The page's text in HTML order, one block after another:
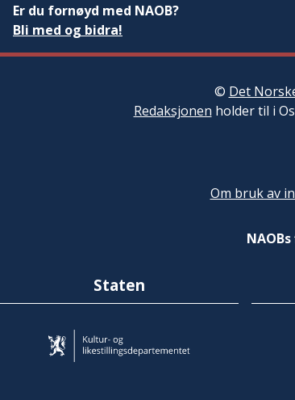
Er du fornøyd med NAOB?
Bli med og bidra!
© Det
Redaksjonen holder til i
Om bruk av
Staten